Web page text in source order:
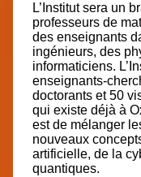
L’Institut sera un
professeurs de
des enseignants
ingénieurs, des
informaticiens.
enseignants-
doctorants et 50
qui existe déjà à
est de mélanger
nouveaux
artificielle, de la
quantiques.